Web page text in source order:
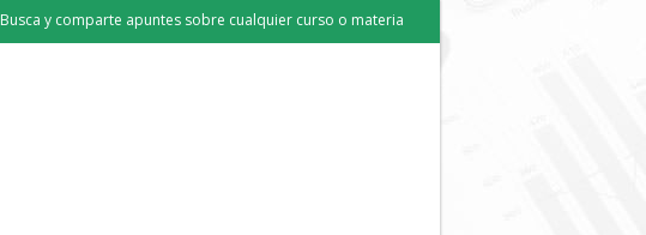
Busca y comparte apuntes sobre cualquier curso o materia